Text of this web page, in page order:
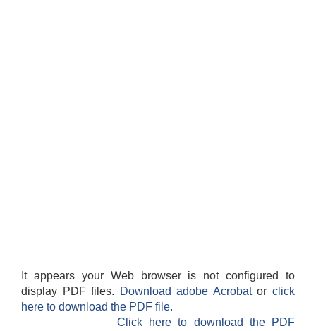
It appears your Web browser is not configured to
display PDF files.
Download adobe Acrobatorclick
here to download the PDF file.
Click here to download the PDF